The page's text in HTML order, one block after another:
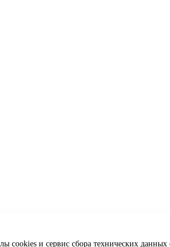
cookies и сервис сбора технических